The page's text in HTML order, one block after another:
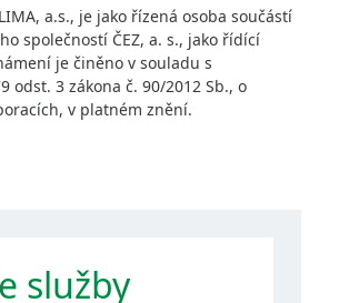
a.s., je jako řízená osoba součástí
společností ČEZ, a. s., jako řídící
je činěno v souladu s
odst. 3 zákona č. 90/2012 Sb., o
v platném znění.
služby